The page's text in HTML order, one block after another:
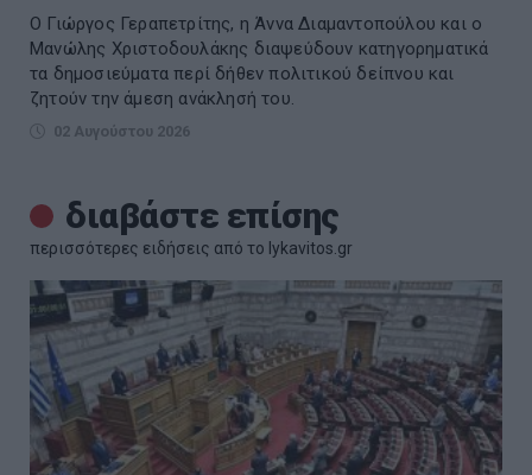
Ο Γιώργος Γεραπετρίτης, η Άννα Διαμαντοπούλου και ο
Μανώλης Χριστοδουλάκης διαψεύδουν κατηγορηματικά
τα δημοσιεύματα περί δήθεν πολιτικού δείπνου και
ζητούν την άμεση ανάκλησή του.
02 Αυγούστου 2026
διαβάστε επίσης
περισσότερες ειδήσεις από το lykavitos.gr